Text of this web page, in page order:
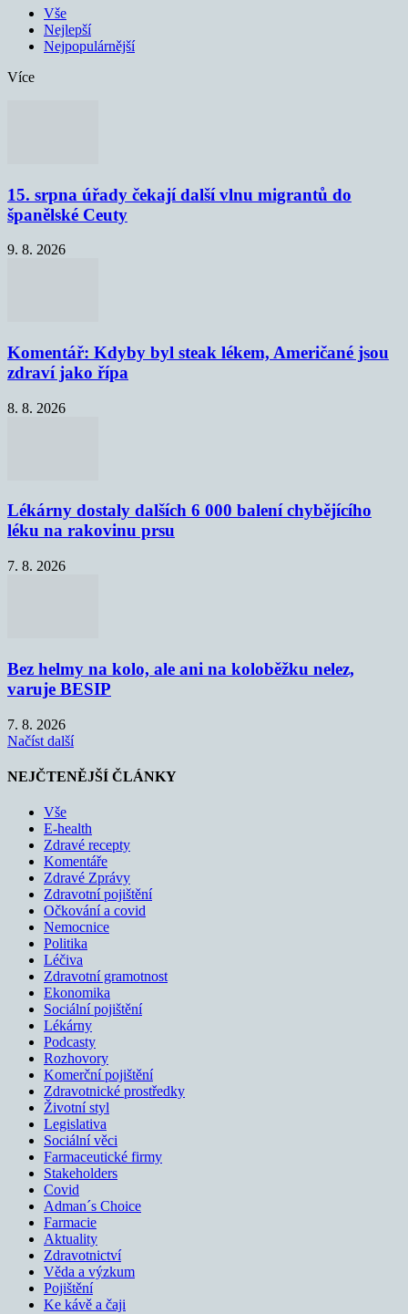
Vše
Nejlepší
Nejpopulárnější
Více
15. srpna úřady čekají další vlnu migrantů do
španělské Ceuty
9. 8. 2026
Komentář: Kdyby byl steak lékem, Američané jsou
zdraví jako řípa
8. 8. 2026
Lékárny dostaly dalších 6 000 balení chybějícího
léku na rakovinu prsu
7. 8. 2026
Bez helmy na kolo, ale ani na koloběžku nelez,
varuje BESIP
7. 8. 2026
Načíst další
NEJČTENĚJŠÍ ČLÁNKY
Vše
E-health
Zdravé recepty
Komentáře
Zdravé Zprávy
Zdravotní pojištění
Očkování a covid
Nemocnice
Politika
Léčiva
Zdravotní gramotnost
Ekonomika
Sociální pojištění
Lékárny
Podcasty
Rozhovory
Komerční pojištění
Zdravotnické prostředky
Životní styl
Legislativa
Sociální věci
Farmaceutické firmy
Stakeholders
Covid
Adman´s Choice
Farmacie
Aktuality
Zdravotnictví
Věda a výzkum
Pojištění
Ke kávě a čaji